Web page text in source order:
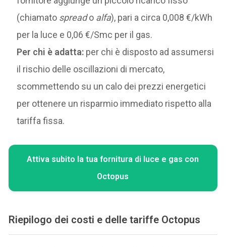
(chiamato spreado alfa), pari a circa 0,008 €/kWh
per la luce e 0,06 €/Smc per il gas.
Per chi è adatta: per chi è disposto ad assumersi
il rischio delle oscillazioni di mercato,
scommettendo su un calo dei prezzi energetici
per ottenere un risparmio immediato rispetto alla
tariffa fissa.
Attiva subito la tua fornitura di luce e gas con
Octopus
Riepilogo dei costi e delle tariffe Octopus